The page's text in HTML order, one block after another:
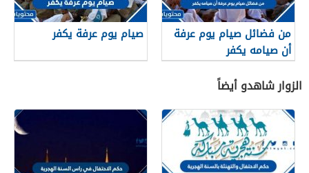
من فضائل صيام يوم عرفة
أن صيامه يكفر
صيام يوم عرفة يكفر
الزوار شاهدو أيضاً